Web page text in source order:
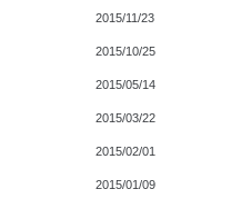
2015/11/23
2015/10/25
2015/05/14
2015/03/22
2015/02/01
2015/01/09